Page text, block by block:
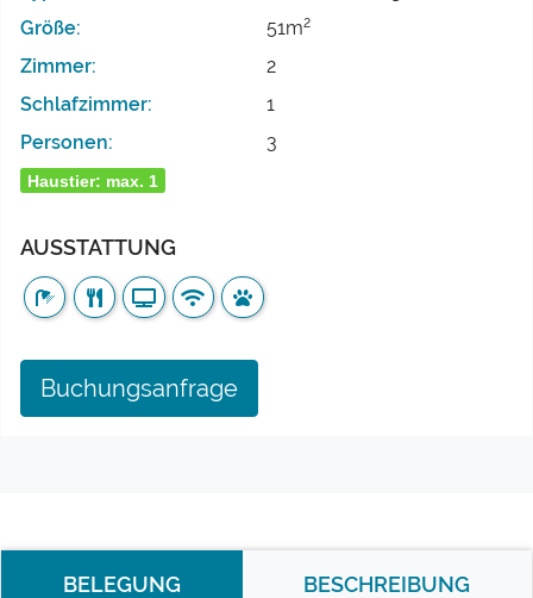
Größe:
51m2
Zimmer:
2
Schlafzimmer:
1
Personen:
3
Haustier: max. 1
AUSSTATTUNG
Buchungsanfrage
BELEGUNG BESCHREIBUNG